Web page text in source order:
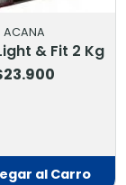
ACANA
Puppy &
2 Kg.
al Carro